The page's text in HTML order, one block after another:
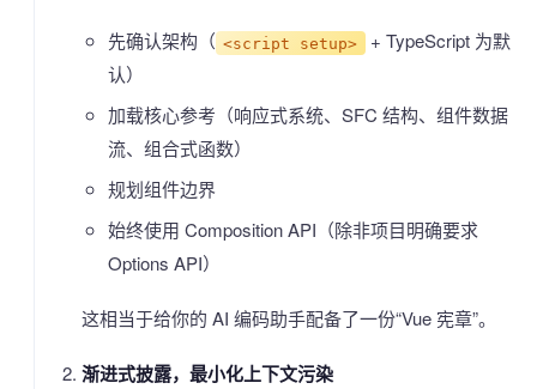
先确认架构（ <script setup> + TypeScript 为默
认）
加载核心参考（响应式系统、SFC 结构、组件数据
流、组合式函数）
规划组件边界
始终使用 Composition API（除非项目明确要求
Options API）
这相当于给你的 AI 编码助手配备了一份“Vue 宪章”。
渐进式披露，最小化上下文污染